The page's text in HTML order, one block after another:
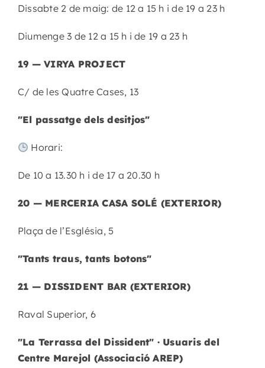
Dissabte 2 de maig: de 12 a 15 h i de 19 a 23 h
Diumenge 3 de 12 a 15 h i de 19 a 23 h
19 — VIRYA PROJECT
C/ de les Quatre Cases, 13
"El passatge dels desitjos"
Horari:
De 10 a 13.30 h i de 17 a 20.30 h
20 — MERCERIA CASA SOLÉ (EXTERIOR)
Plaça de l’Església, 5
"Tants traus, tants botons"
21 — DISSIDENT BAR (EXTERIOR)
Raval Superior, 6
"La Terrassa del Dissident" · Usuaris del
Centre Marejol (Associació AREP)